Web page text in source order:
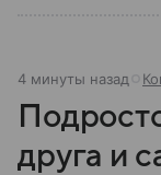
4 минуты назад
друга и